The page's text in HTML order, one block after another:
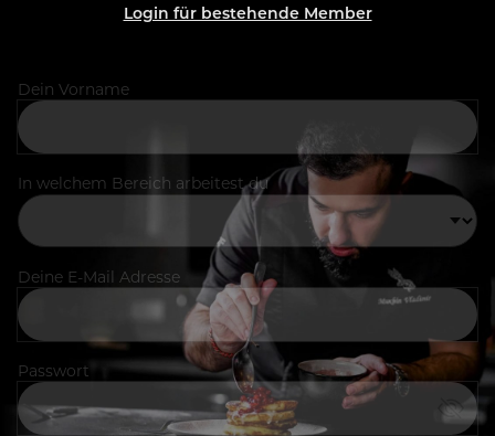
Login für bestehende Member
Dein Vorname
In welchem Bereich arbeitest du
Deine E-Mail Adresse
Passwort